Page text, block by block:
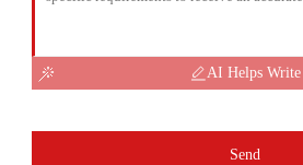
AI Helps Write
Send